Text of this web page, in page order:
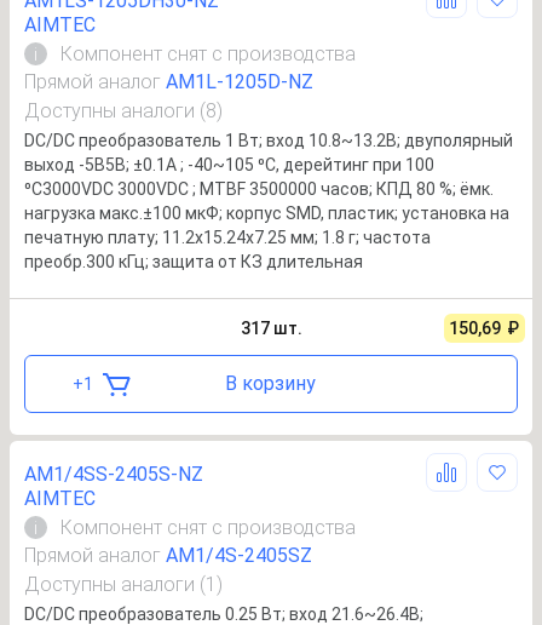
AIMTEC
i
Компонент снят с производства
Прямой аналог AM1L-1205D-NZ
Доступны аналоги (8)
DC/DC преобразователь 1 Вт; вход 10.8~13.2В; двуполярный
выход -5В5В; ±0.1А ; -40~105 ⁰C, дерейтинг при 100
⁰C3000VDC 3000VDC ; MTBF 3500000 часов; КПД 80 %; ёмк.
нагрузка макс.±100 мкФ; корпус SMD, пластик; установка на
печатную плату; 11.2x15.24x7.25 мм; 1.8 г; частота
преобр.300 кГц; защита от КЗ длительная
317 шт. 150,69 ₽
+1 В корзину
AM1/4SS-2405S-NZ
AIMTEC
i
Компонент снят с производства
Прямой аналог AM1/4S-2405SZ
Доступны аналоги (1)
DC/DC преобразователь 0.25 Вт; вход 21.6~26.4В;